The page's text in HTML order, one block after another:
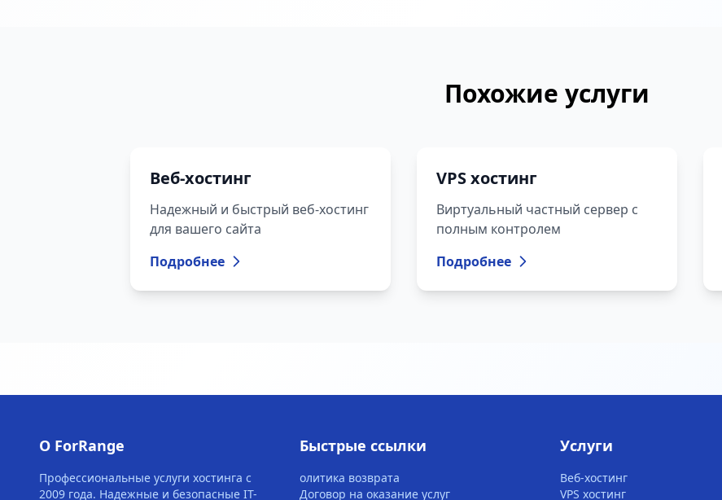
Похожие услуги
Веб-хостинг
Надежный и быстрый веб-хостинг
для вашего сайта
Подробнее
VPS хостинг
Виртуальный частный сервер с
полным контролем
Подробнее
О ForRange
Профессиональные услуги хостинга с
2009 года. Надежные и безопасные IT-
Быстрые ссылки
олитика возврата
Договор на оказание услуг
Услуги
Веб-хостинг
VPS хостинг